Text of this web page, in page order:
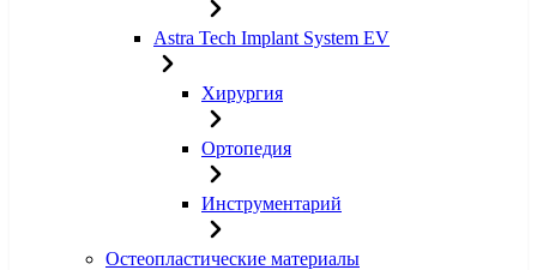
Astra Tech Implant System EV
Хирургия
Ортопедия
Инструментарий
Остеопластические материалы